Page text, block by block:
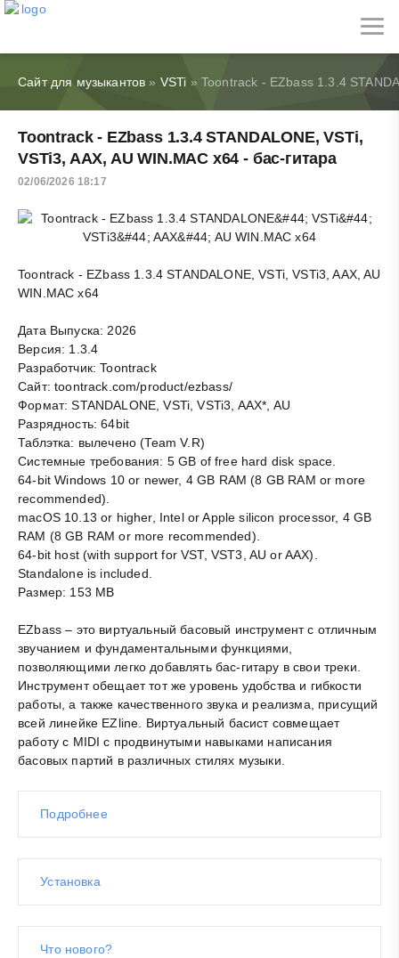
Сайт для музыкантов » VSTi » Toontrack - EZbass 1.3.4
Toontrack - EZbass 1.3.4 STANDALONE, VSTi,
VSTi3, AAX, AU WIN.MAC x64 - бас-гитара
02/06/2026 18:17
Toontrack - EZbass 1.3.4 STANDALONE, VSTi, VSTi3, AAX, AU
WIN.MAC x64
Дата Выпуска: 2026
Версия: 1.3.4
Разработчик: Toontrack
Сайт: toontrack.com/product/ezbass/
Формат: STANDALONE, VSTi, VSTi3, AAX*, AU
Разрядность: 64bit
Таблэтка: вылечено (Team V.R)
Системные требования: 5 GB of free hard disk space.
64-bit Windows 10 or newer, 4 GB RAM (8 GB RAM or more
recommended).
macOS 10.13 or higher, Intel or Apple silicon processor, 4 GB
RAM (8 GB RAM or more recommended).
64-bit host (with support for VST, VST3, AU or AAX).
Standalone is included.
Размер: 153 MB
EZbass – это виртуальный басовый инструмент с отличным
звучанием и фундаментальными функциями,
позволяющими легко добавлять бас-гитару в свои треки.
Инструмент обещает тот же уровень удобства и гибкости
работы, а также качественного звука и реализма, присущий
всей линейке EZline. Виртуальный басист совмещает
работу с MIDI с продвинутыми навыками написания
басовых партий в различных стилях музыки.
Подробнее
Установка
Что нового?